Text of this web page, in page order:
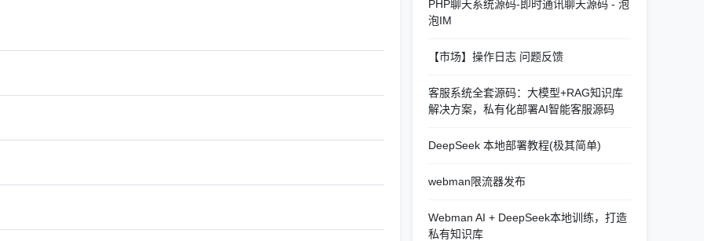
PHP聊天系统源码-即时通讯聊天源码 - 泡
泡IM
【市场】操作日志 问题反馈
客服系统全套源码：大模型+RAG知识库
解决方案，私有化部署AI智能客服源码
DeepSeek 本地部署教程(极其简单)
webman限流器发布
Webman AI + DeepSeek本地训练，打造
私有知识库